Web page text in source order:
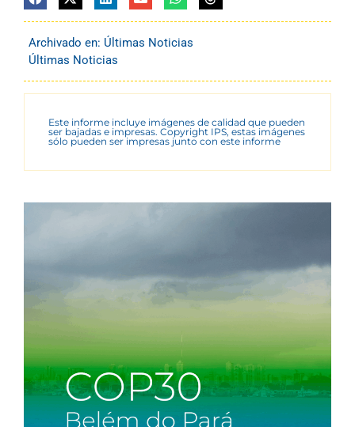
Archivado en: Últimas Noticias
Últimas Noticias
Este informe incluye imágenes de calidad que pueden
ser bajadas e impresas. Copyright IPS, estas imágenes
sólo pueden ser impresas junto con este informe